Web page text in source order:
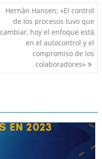
Hernán Hansen: «El control
de los procesos tuvo que
cambiar, hoy el enfoque está
en el autocontrol y el
compromiso de los
colaboradores»